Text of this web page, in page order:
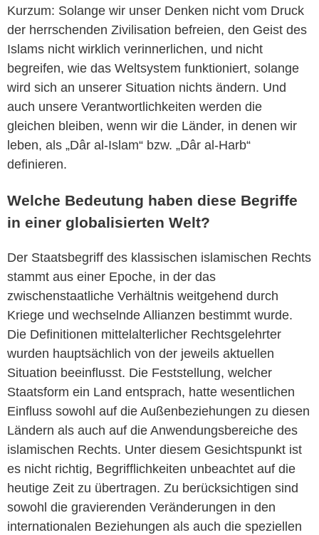
Kurzum: Solange wir unser Denken nicht vom Druck
der herrschenden Zivilisation befreien, den Geist des
Islams nicht wirklich verinnerlichen, und nicht
begreifen, wie das Weltsystem funktioniert, solange
wird sich an unserer Situation nichts ändern. Und
auch unsere Verantwortlichkeiten werden die
gleichen bleiben, wenn wir die Länder, in denen wir
leben, als „Dâr al-Islam“ bzw. „Dâr al-Harb“
definieren.
Welche Bedeutung haben diese Begriffe
in einer globalisierten Welt?
Der Staatsbegriff des klassischen islamischen Rechts
stammt aus einer Epoche, in der das
zwischenstaatliche Verhältnis weitgehend durch
Kriege und wechselnde Allianzen bestimmt wurde.
Die Definitionen mittelalterlicher Rechtsgelehrter
wurden hauptsächlich von der jeweils aktuellen
Situation beeinflusst. Die Feststellung, welcher
Staatsform ein Land entsprach, hatte wesentlichen
Einfluss sowohl auf die Außenbeziehungen zu diesen
Ländern als auch auf die Anwendungsbereiche des
islamischen Rechts. Unter diesem Gesichtspunkt ist
es nicht richtig, Begrifflichkeiten unbeachtet auf die
heutige Zeit zu übertragen. Zu berücksichtigen sind
sowohl die gravierenden Veränderungen in den
internationalen Beziehungen als auch die speziellen